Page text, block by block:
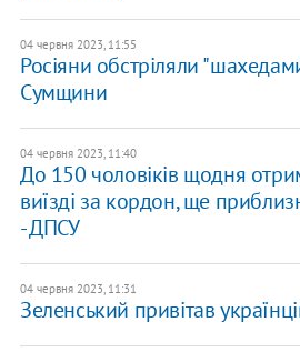
04 червня 2023, 11:55
Росіяни обстріляли
Сумщини
04 червня 2023, 11:40
До 150 чоловіків щодня
виїзді за кордон, ще
- ДПСУ
04 червня 2023, 11:31
Зеленський привітав